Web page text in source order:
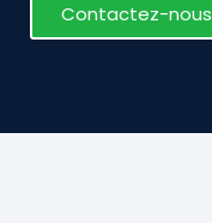
Contactez-nous